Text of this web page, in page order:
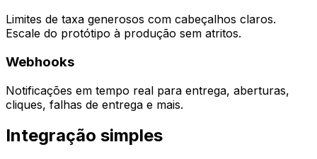
Limites de taxa generosos com cabeçalhos claros.
Escale do protótipo à produção sem atritos.
Webhooks
Notificações em tempo real para entrega, aberturas,
cliques, falhas de entrega e mais.
Integração simples